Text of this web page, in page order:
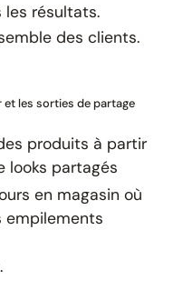
les résultats.
des clients.
et les sorties de partage
produits à partir
looks partagés
en magasin où
empilements